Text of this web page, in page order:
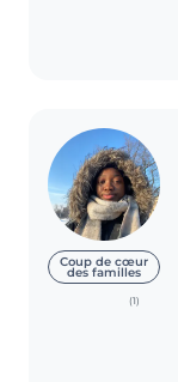
Coup de cœur
des familles
(1)